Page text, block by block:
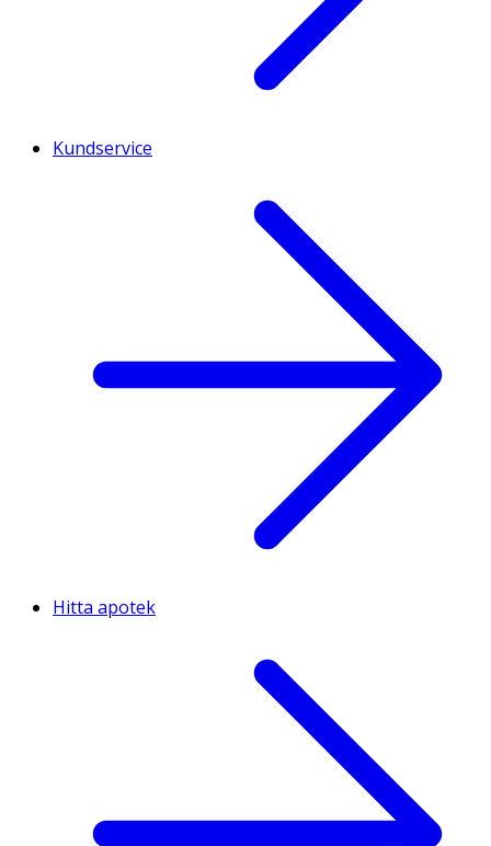
Kundservice
Hitta apotek